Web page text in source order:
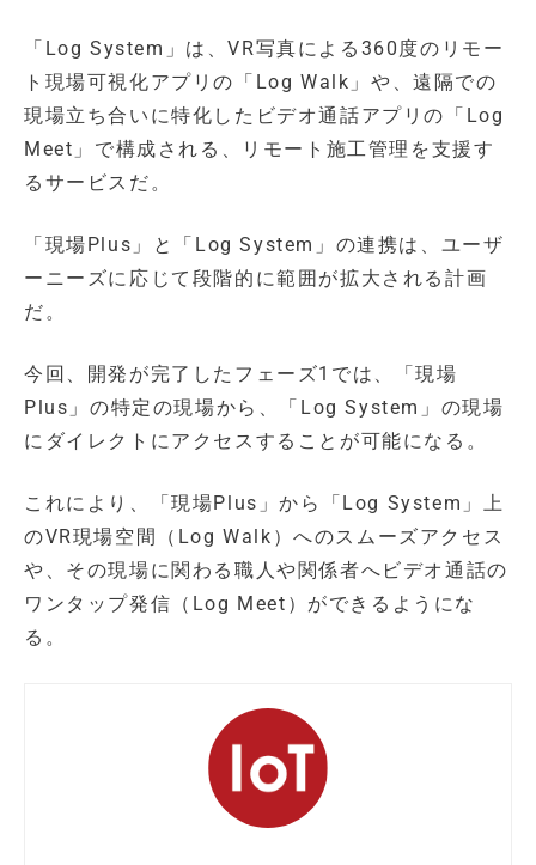
「Log System」は、VR写真による360度のリモー
ト現場可視化アプリの「Log Walk」や、遠隔での
現場立ち合いに特化したビデオ通話アプリの「Log
Meet」で構成される、リモート施工管理を支援す
るサービスだ。
「現場Plus」と「Log System」の連携は、ユーザ
ーニーズに応じて段階的に範囲が拡大される計画
だ。
今回、開発が完了したフェーズ1では、「現場
Plus」の特定の現場から、「Log System」の現場
にダイレクトにアクセスすることが可能になる。
これにより、「現場Plus」から「Log System」上
のVR現場空間（Log Walk）へのスムーズアクセス
や、その現場に関わる職人や関係者へビデオ通話の
ワンタップ発信（Log Meet）ができるようにな
る。